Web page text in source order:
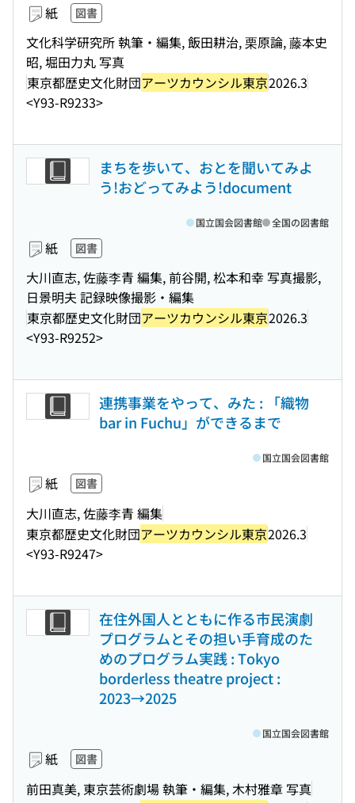
紙 図書
文化科学研究所 執筆・編集, 飯田耕治, 栗原論, 藤本史
昭, 堀田力丸 写真
東京都歴史文化財団アーツカウンシル東京2026.3
<Y93-R9233>
まちを歩いて、おとを聞いてみよ
う!おどってみよう!document
紙 図書
大川直志, 佐藤李青 編集, 前谷開, 松本和幸 写真撮影,
日景明夫 記録映像撮影・編集
東京都歴史文化財団アーツカウンシル東京2026.3
<Y93-R9252>
国立国会図書館 全国の図書館
連携事業をやって、みた : 「織物
bar in Fuchu」ができるまで
紙 図書
大川直志, 佐藤李青 編集
東京都歴史文化財団アーツカウンシル東京2026.3
<Y93-R9247>
国立国会図書館
在住外国人とともに作る市民演劇
プログラムとその担い手育成のた
めのプログラム実践 : Tokyo
borderless theatre project :
2023→2025
紙 図書
前田真美, 東京芸術劇場 執筆・編集, 木村雅章 写真
国立国会図書館